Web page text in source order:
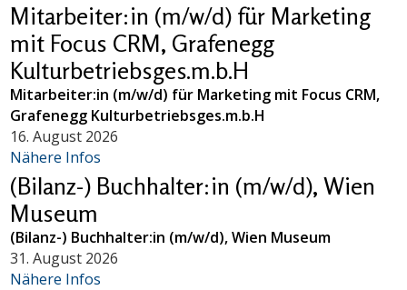
Mitarbeiter:in (m/w/d) für Marketing
mit Focus CRM, Grafenegg
Kulturbetriebsges.m.b.H
Mitarbeiter:in (m/w/d) für Marketing mit Focus CRM,
Grafenegg Kulturbetriebsges.m.b.H
16. August 2026
Nähere Infos
(Bilanz-) Buchhalter:in (m/w/d), Wien
Museum
(Bilanz-) Buchhalter:in (m/w/d), Wien Museum
31. August 2026
Nähere Infos